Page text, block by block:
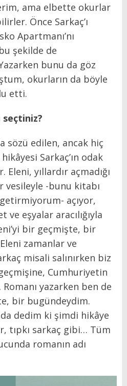
ama elbette okurlar
Önce Sarkaç’ı
Apartmanı’nı
şekilde de
bunu da göz
okurların da böyle
etti.
seçtiniz?
sözü edilen, ancak hiç
Sarkaç’ın odak
yıllardır açmadığı
-bunu kitabı
açıyor,
ve eşyalar aracılığıyla
bir geçmişte, bir
zamanlar ve
misali salınırken biz
Cumhuriyetin
yazarken ben de
bir bugündeydim.
dedim ki şimdi hikâye
tıpkı sarkaç gibi… Tüm
romanın adı